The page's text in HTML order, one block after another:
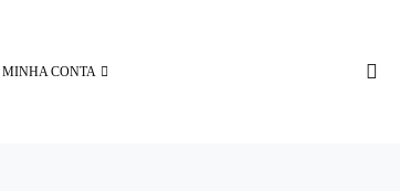
MINHA CONTA